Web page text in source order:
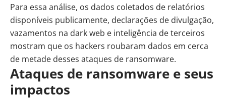
Para essa análise, os dados coletados de relatórios
disponíveis publicamente, declarações de divulgação,
vazamentos na dark web e inteligência de terceiros
mostram que os hackers roubaram dados em cerca
de metade desses ataques de ransomware.
Ataques de ransomware e seus
impactos